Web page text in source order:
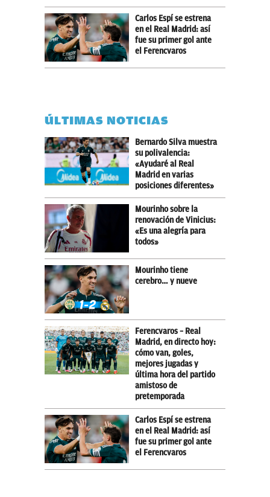
Carlos Espí se estrena
en el Real Madrid: así
fue su primer gol ante
el Ferencvaros
ÚLTIMAS NOTICIAS
Bernardo Silva muestra
su polivalencia:
«Ayudaré al Real
Madrid en varias
posiciones diferentes»
Mourinho sobre la
renovación de Vinicius:
«Es una alegría para
todos»
Mourinho tiene
cerebro… y nueve
Ferencvaros – Real
Madrid, en directo hoy:
cómo van, goles,
mejores jugadas y
última hora del partido
amistoso de
pretemporada
Carlos Espí se estrena
en el Real Madrid: así
fue su primer gol ante
el Ferencvaros